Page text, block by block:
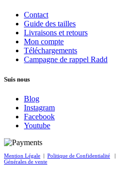
Contact
Guide des tailles
Livraisons et retours
Mon compte
Téléchargements
Campagne de rappel Radd
Suis nous
Blog
Instagram
Facebook
Youtube
Mention Légale | Politique de Confidentialité |
Générales de vente